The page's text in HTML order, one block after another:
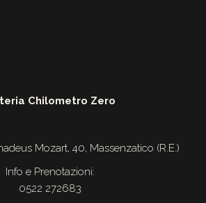
Chilometro Zero
Mozart, 40, Massenzatico (R.E.)
Info e Prenotazioni:
0522 272683